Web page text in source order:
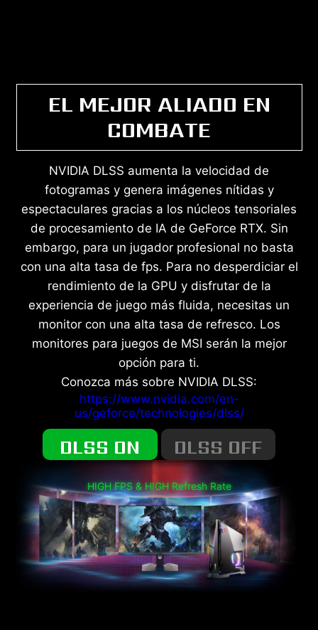
EL MEJOR ALIADO EN
COMBATE
NVIDIA DLSS aumenta la velocidad de
fotogramas y genera imágenes nítidas y
espectaculares gracias a los núcleos tensoriales
de procesamiento de IA de GeForce RTX. Sin
embargo, para un jugador profesional no basta
con una alta tasa de fps. Para no desperdiciar el
rendimiento de la GPU y disfrutar de la
experiencia de juego más fluida, necesitas un
monitor con una alta tasa de refresco. Los
monitores para juegos de MSI serán la mejor
opción para ti.
Conozca más sobre NVIDIA DLSS:
https://www.nvidia.com/en-
us/geforce/technologies/dlss/
DLSS ON DLSS OFF
HIGH FPS & HIGH Refresh Rate